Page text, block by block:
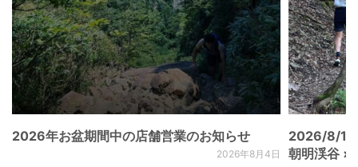
2026年お盆期間中の店舗営業のお知らせ
2026年8月4日
2026/8/
朝明渓谷 ×